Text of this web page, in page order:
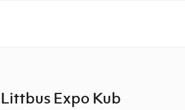
Littbus Expo Kub